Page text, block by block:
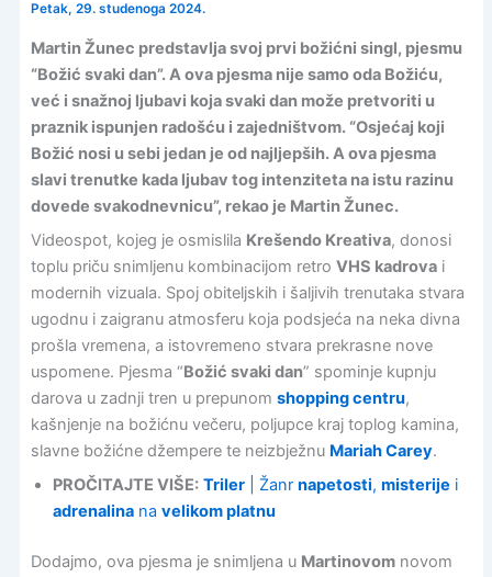
Petak, 29. studenoga 2024.
Martin Žunec predstavlja svoj prvi božićni singl, pjesmu
“Božić svaki dan”. A ova pjesma nije samo oda Božiću,
već i snažnoj ljubavi koja svaki dan može pretvoriti u
praznik ispunjen radošću i zajedništvom. “Osjećaj koji
Božić nosi u sebi jedan je od najljepših. A ova pjesma
slavi trenutke kada ljubav tog intenziteta na istu razinu
dovede svakodnevnicu”, rekao je Martin Žunec.
Videospot, kojeg je osmislila Krešendo Kreativa, donosi
toplu priču snimljenu kombinacijom retro VHS kadrovai
modernih vizuala. Spoj obiteljskih i šaljivih trenutaka stvara
ugodnu i zaigranu atmosferu koja podsjeća na neka divna
prošla vremena, a istovremeno stvara prekrasne nove
uspomene. Pjesma “Božić svaki dan” spominje kupnju
darova u zadnji tren u prepunom shopping centru,
kašnjenje na božićnu večeru, poljupce kraj toplog kamina,
slavne božićne džempere te neizbježnu Mariah Carey.
PROČITAJTE VIŠE: Triler| Žanr napetosti, misterije i
adrenalinana velikom platnu
Dodajmo, ova pjesma je snimljena u Martinovomnovom